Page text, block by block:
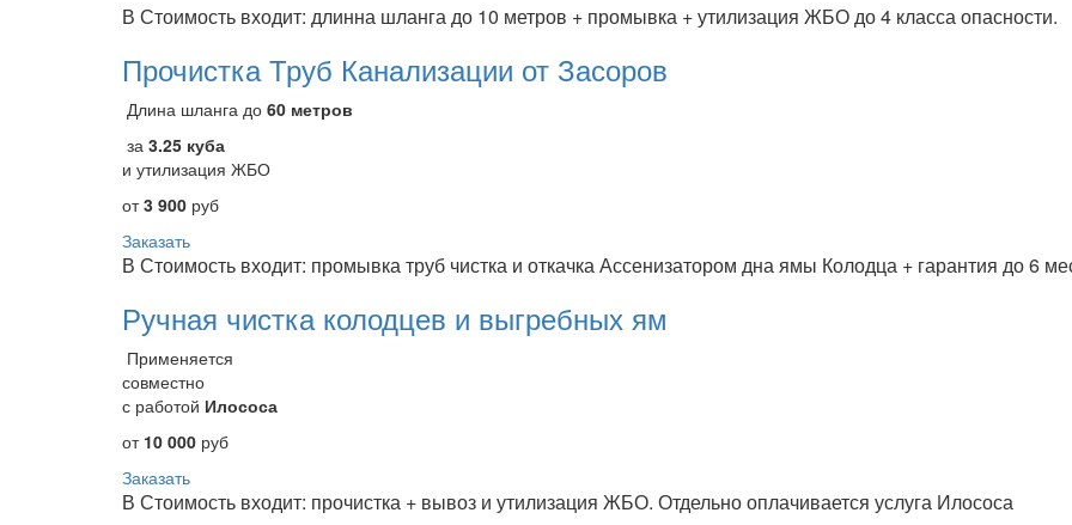
В Стоимость входит: длинна шланга до 10 метров + промывка + утилизация ЖБО до 4 класса опасности.
Прочистка Труб Канализации от Засоров
Длина шланга до 60 метров
за 3.25 куба
и утилизация ЖБО
от3 900 руб
Заказать
В Стоимость входит: промывка труб чистка и откачка Ассенизатором дна ямы Колодца + гарантия до 6
Ручная чистка колодцев и выгребных ям
Применяется
совместно
с работой Илососа
от 10 000 руб
Заказать
В Стоимость входит: прочистка + вывоз и утилизация ЖБО. Отдельно оплачивается услуга Илососа